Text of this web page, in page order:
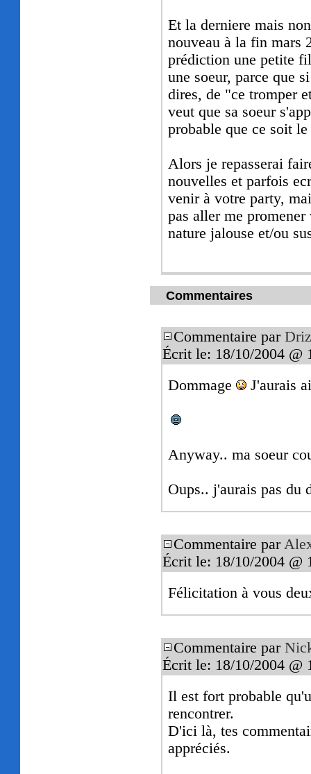
Et la derniere mais
nouveau à la fin mars
prédiction une petite
une soeur, parce que
dires, de "ce tromper
veut que sa soeur
probable que ce soit le
Alors je repasserai
nouvelles et parfois
venir à votre party,
pas aller me
nature jalouse et/ou
Commentaires
Commentaire par
Écrit le: 18/10/2004 @
Dommage
J'aurais
Anyway.. ma soeur
Oups.. j'aurais pas du
Commentaire par
Écrit le: 18/10/2004 @
Félicitation à vous
Commentaire par
Écrit le: 18/10/2004 @
Il est fort probable
rencontrer.
D'ici là, tes
appréciés.